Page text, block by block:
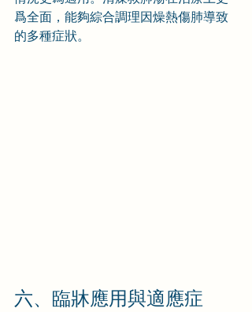
爲全面，能夠綜合調理因燥熱傷肺導致
的多種症狀。
六、臨牀應用與適應症